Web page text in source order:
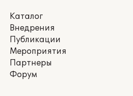
Каталог
Внедрения
Публикации
Мероприятия
Партнеры
Форум